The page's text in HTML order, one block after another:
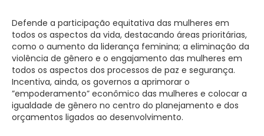
Defende a participação equitativa das mulheres em
todos os aspectos da vida, destacando áreas prioritárias,
como o aumento da liderança feminina; a eliminação da
violência de gênero e o engajamento das mulheres em
todos os aspectos dos processos de paz e segurança.
Incentiva, ainda, os governos a aprimorar o
”empoderamento” econômico das mulheres e colocar a
igualdade de gênero no centro do planejamento e dos
orçamentos ligados ao desenvolvimento.